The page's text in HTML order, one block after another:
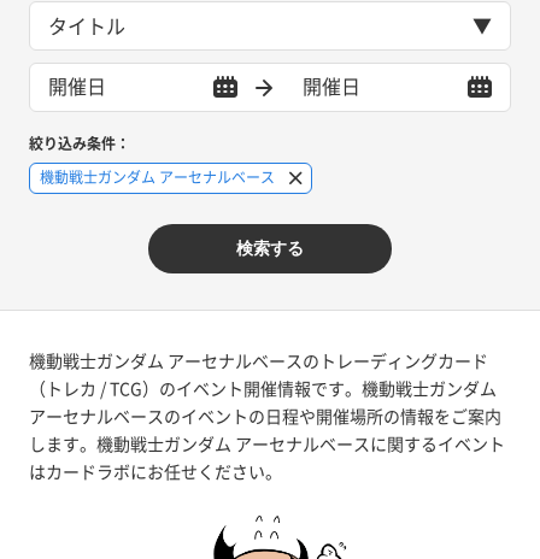
タイトル
絞り込み条件：
機動戦士ガンダム アーセナルベース
検索する
機動戦士ガンダム アーセナルベースのトレーディングカード
（トレカ / TCG）のイベント開催情報です。機動戦士ガンダム
アーセナルベースのイベントの日程や開催場所の情報をご案内
します。機動戦士ガンダム アーセナルベースに関するイベント
はカードラボにお任せください。